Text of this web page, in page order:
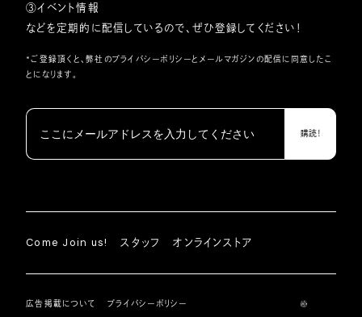
③イベント情報
などを定期的に配信しているので、ぜひ登録してください！
*ご登録頂くと、弊社のプライバシーポリシーとメールマガジンの配信に同意したこ
とになります。
Come Join us! スタッフ オンラインストア
広告掲載について プライバシーポリシー